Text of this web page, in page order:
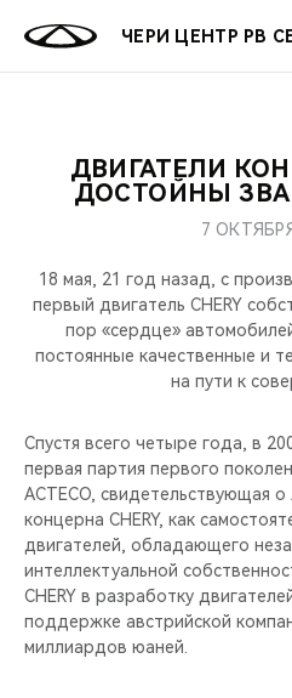
ЧЕРИ ЦЕНТР РВ
КРОССОВЕРЫ
НОВИНКИ
КРЕДИТ И СТРАХОВАНИЕ
ЗАПЧАСТИ И АКСЕССУАРЫ
ПОДДЕРЖКА
МИР
О БРЕНДЕ
CHERY В СОЦСЕТЯХ
БЛАГОТВОРИТЕЛЬНОСТЬ
CHERY REMOTE
CHERY И СПОРТ
ОНЛАЙН
КРЕДИТ
О
МЫ В СОЦСЕТЯХ
ДВИГАТЕЛИ
ДОСТОЙНЫ
7
18 мая, 21 год назад, с
первый двигатель CHERY
пор «сердце»
постоянные качественные и
на пути к
Спустя всего четыре года, в
первая партия первого
ACTECO, свидетельствующая
концерна CHERY, как
двигателей, обладающего
интеллектуальной
CHERY в разработку
поддержке австрийской
миллиардов юаней.